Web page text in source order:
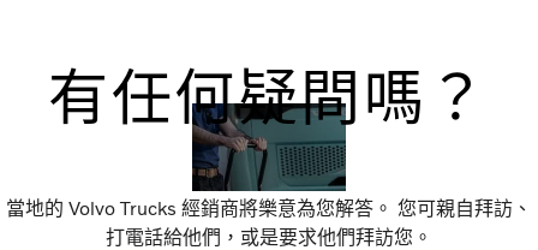
有任何疑問嗎？
當地的 Volvo Trucks 經銷商將樂意為您解答。 您可親自拜訪、
打電話給他們，或是要求他們拜訪您。